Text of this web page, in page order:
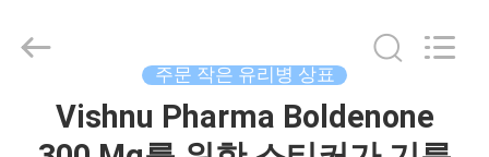
2017
주문 작은 유리병 상표
Vishnu Pharma Boldenone